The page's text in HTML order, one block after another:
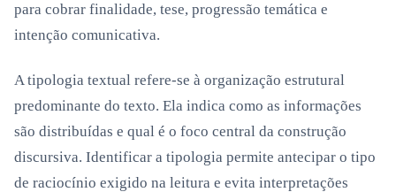
para cobrar finalidade, tese, progressão temática e
intenção comunicativa.
A tipologia textual refere-se à organização estrutural
predominante do texto. Ela indica como as informações
são distribuídas e qual é o foco central da construção
discursiva. Identificar a tipologia permite antecipar o tipo
de raciocínio exigido na leitura e evita interpretações